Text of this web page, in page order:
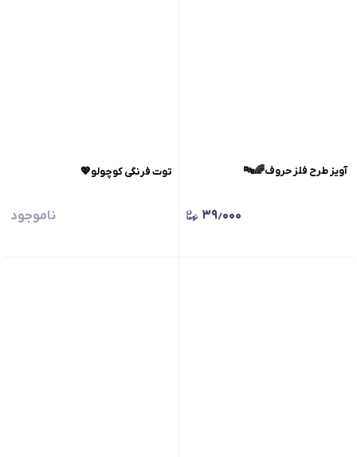
آویز طرح فلز حروف🌈🔤
۳۹٫۰۰۰
توت فرنگی کوچولو💖
ناموجود